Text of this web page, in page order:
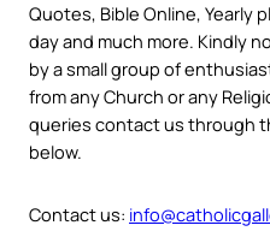
Quotes, Bible Online, Yearly
day and much more. Kindly
by a small group of
from any Church or any
queries contact us through
below.
Contact us: